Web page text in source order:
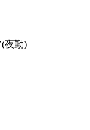
夜勤)